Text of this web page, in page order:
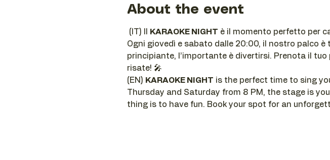
About the event
(IT) Il KARAOKE NIGHT è il momento perfetto per
Ogni giovedì e sabato dalle 20:00, il nostro palco
principiante, l’importante è divertirsi. Prenota il
risate! 🎤
(EN) KARAOKE NIGHT is the perfect time to sing
Thursday and Saturday from 8 PM, the stage is
thing is to have fun. Book your spot for an